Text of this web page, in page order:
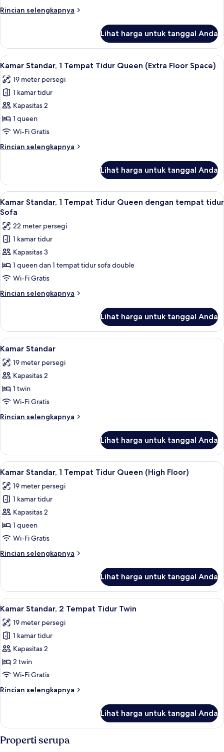
Tidur
Rincian selengkapnya
Rincian
Kamar
Standar,
1
Tidur
Queen
Lihat harga untuk tanggal Anda
Lihat
semua
foto
untuk
Kamar
Standar,
1
Tidur
Floor
Space)
Seprai antialergi, meja kerja, dan
9
Kamar Standar, 1 Tempat Tidur Queen (Extra Floor Space)
19 meter persegi
1 kamar tidur
Kapasitas 2
1 queen
Wi-Fi Gratis
Rincian selengkapnya
Rincian
Kamar
Standar,
1
Tempat
Queen
(Extra
Floor
Space)
Lihat harga untuk tanggal Anda
Lihat
semua
foto
untuk
Kamar
Standar,
1
Tempat
Tidur
Queen
tempat
tidur
Sofa
Kamar Standar, 1 Tempat Tidur
5
Kamar Standar, 1 Tempat Tidur Queen dengan tempat tidur
Sofa
22 meter persegi
1 kamar tidur
Kapasitas 3
1 queen dan 1 tempat tidur sofa double
Wi-Fi Gratis
Rincian selengkapnya
Rincian
Kamar
Standar,
1
Tidur
Queen
tempat
tidur
Lihat harga untuk tanggal Anda
Lihat
semua
foto
untuk
Kamar
Standar
Seprai antialergi, meja kerja, dan
6
Kamar Standar
19 meter persegi
Kapasitas 2
1 twin
Wi-Fi Gratis
Rincian selengkapnya
Rincian
Kamar
Standar
Lihat harga untuk tanggal Anda
Lihat
semua
foto
untuk
Kamar
Standar,
1
Tidur
Floor)
Seprai antialergi, meja kerja, dan
7
Kamar Standar, 1 Tempat Tidur Queen (High Floor)
19 meter persegi
1 kamar tidur
Kapasitas 2
1 queen
Wi-Fi Gratis
Rincian selengkapnya
Rincian
Kamar
Standar,
1
Tidur
Queen
(High
Floor)
Lihat harga untuk tanggal Anda
Lihat
semua
foto
untuk
Kamar
Standar,
2
Tidur
Kamar Standar, 2 Tempat Tidur
6
Kamar Standar, 2 Tempat Tidur Twin
19 meter persegi
1 kamar tidur
Kapasitas 2
2 twin
Wi-Fi Gratis
Rincian selengkapnya
Rincian
Kamar
Standar,
2
Lihat harga untuk tanggal Anda
Properti serupa